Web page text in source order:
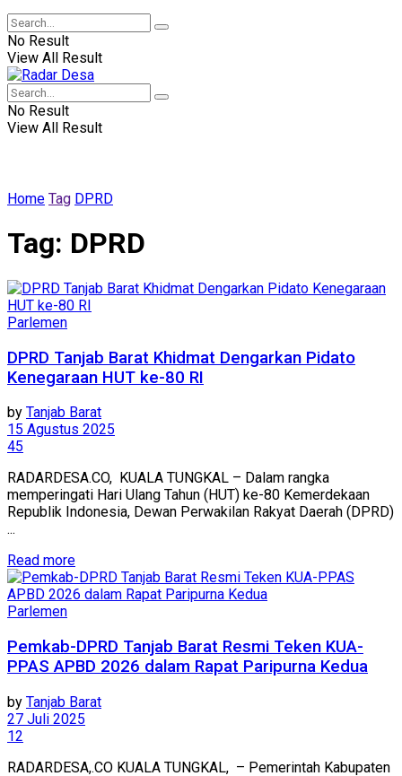
No Result
View All Result
No Result
View All Result
Home Tag DPRD
Tag: DPRD
Parlemen
DPRD Tanjab Barat Khidmat Dengarkan Pidato
Kenegaraan HUT ke-80 RI
by Tanjab Barat
15 Agustus 2025
45
RADARDESA.CO, KUALA TUNGKAL – Dalam rangka
memperingati Hari Ulang Tahun (HUT) ke-80 Kemerdekaan
Republik Indonesia, Dewan Perwakilan Rakyat Daerah (DPRD)
...
Read more
Parlemen
Pemkab-DPRD Tanjab Barat Resmi Teken KUA-
PPAS APBD 2026 dalam Rapat Paripurna Kedua
by Tanjab Barat
27 Juli 2025
12
RADARDESA,.CO KUALA TUNGKAL, – Pemerintah Kabupaten